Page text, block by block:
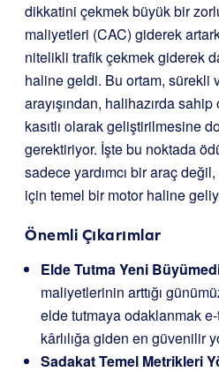
dikkatini çekmek büyük bir
maliyetleri (CAC) giderek
nitelikli trafik çekmek giderek
haline geldi. Bu ortam, sürekli
arayışından, halihazırda
kasıtlı olarak geliştirilmesine
gerektiriyor. İşte bu noktada
sadece yardımcı bir araç
için temel bir motor haline
Önemli Çıkarımlar
Elde Tutma Yeni
maliyetlerinin arttığı
elde tutmaya odaklanmak
kârlılığa giden en güvenilir
Sadakat Temel Metrikleri